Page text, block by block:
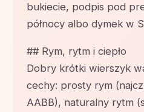
bukiecie, podpis pod
północy albo dymek w
## Rym, rytm i ciepło
Dobry krótki wierszyk
cechy: prosty rym
AABB), naturalny rytm